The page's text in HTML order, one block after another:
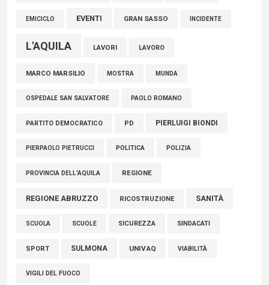
EMICICLO EVENTI GRAN SASSO INCIDENTE
L'AQUILA LAVORI LAVORO
MARCO MARSILIO MOSTRA MUNDA
OSPEDALE SAN SALVATORE PAOLO ROMANO
PARTITO DEMOCRATICO PD PIERLUIGI BIONDI
PIERPAOLO PIETRUCCI POLITICA POLIZIA
PROVINCIA DELL'AQUILA REGIONE
REGIONE ABRUZZO RICOSTRUZIONE SANITÀ
SCUOLA SCUOLE SICUREZZA SINDACATI
SPORT SULMONA UNIVAQ VIABILITÀ
VIGILI DEL FUOCO